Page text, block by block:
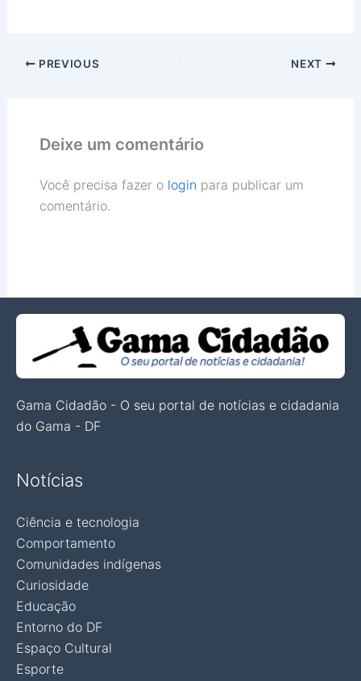
PREVIOUS NEXT
Deixe um comentário
Você precisa fazer o login para publicar um
comentário.
Gama Cidadão - O seu portal de notícias e cidadania
do Gama - DF
Notícias
Ciência e tecnologia
Comportamento
Comunidades indígenas
Curiosidade
Educação
Entorno do DF
Espaço Cultural
Esporte